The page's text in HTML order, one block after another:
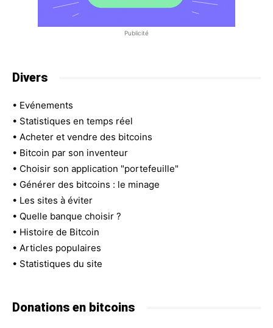
Publicité
Divers
• Evénements
• Statistiques en temps réel
• Acheter et vendre des bitcoins
• Bitcoin par son inventeur
• Choisir son application "portefeuille"
• Générer des bitcoins : le minage
• Les sites à éviter
• Quelle banque choisir ?
• Histoire de Bitcoin
• Articles populaires
• Statistiques du site
Donations en bitcoins